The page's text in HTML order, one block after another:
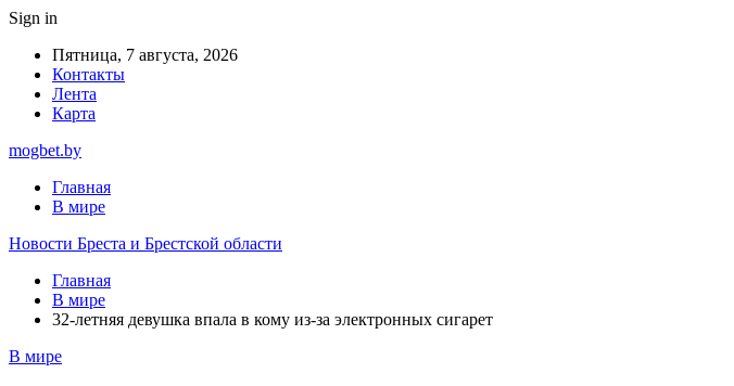
Sign in
Пятница, 7 августа, 2026
Контакты
Лента
Карта
mogbet.by
Главная
В мире
Новости Бреста и Брестской области
Главная
В мире
32-летняя девушка впала в кому из-за электронных сигарет
В мире